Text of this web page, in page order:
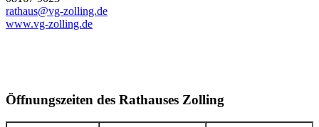
rathaus@vg-zolling.de
www.vg-zolling.de
Öffnungszeiten des Rathauses Zolling